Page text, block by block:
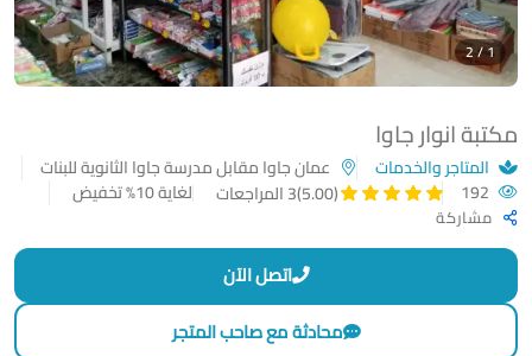
مكتبة انوار جاوا
المتاجر والخدمات
عمان جاوا مقابل مدرسة جاوا الثانوية للبنات
(5.00) 3 المراجعات لغاية 10% تخفيض
مشاركة
1 / 2
اتصل الآن
محادثة مع صاحب المتجر